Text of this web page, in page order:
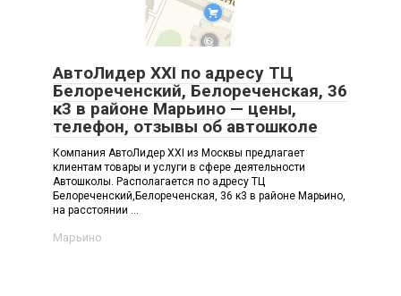
АвтоЛидер XXI по адресу ТЦ
Белореченский, Белореченская, 36
к3 в районе Марьино — цены,
телефон, отзывы об автошколе
Компания АвтоЛидер XXI из Москвы предлагает
клиентам товары и услуги в сфере деятельности
Автошколы. Располагается по адресу ТЦ
Белореченский,Белореченская, 36 к3 в районе Марьино,
на расстоянии ...
Марьино